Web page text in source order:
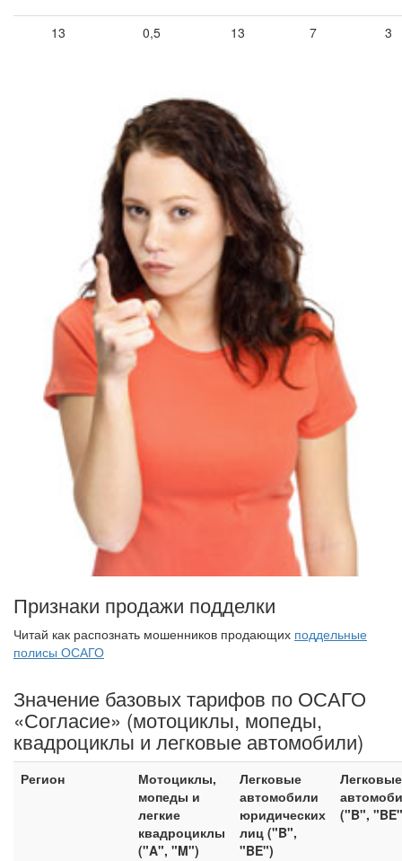
13 0,5 13 7 3
Признаки продажи подделки
Читай как распознать мошенников продающих поддельные
полисы ОСАГО
Значение базовых тарифов по ОСАГО
«Согласие» (мотоциклы, мопеды,
квадроциклы и легковые автомобили)
Регион
Мотоциклы,
мопеды и
легкие
квадроциклы
("A", "M")
Легковые
автомобили
юридических
лиц ("B",
"BE")
Легковые
("B",